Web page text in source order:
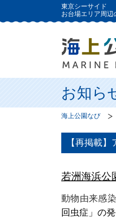
東京シーサイド
お台場エリア周辺
お知ら
海上公園なび
【再掲載
若洲海浜公
動物由来感
回虫症」の